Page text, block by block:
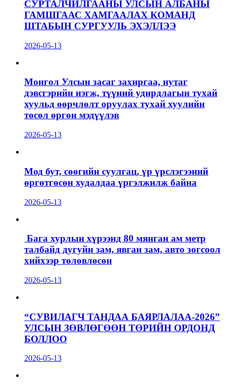
СУРТАЛЧИЛГААНЫ УЛСЫН АЛБАНЫ
ГАМШГААС ХАМГААЛАХ КОМАНД
ШТАБЫН СУРГУУЛЬ ЭХЭЛЛЭЭ
2026-05-13
Монгол Улсын засаг захиргаа, нутаг
дэвсгэрийн нэгж, түүний удирдлагын тухай
хуульд өөрчлөлт оруулах тухай хуулийн
төсөл өргөн мэдүүлэв
2026-05-13
Мод бут, сөөгийн суулгац, үр үрслэгээний
өргөтгөсөн худалдаа үргэлжилж байна
2026-05-13
Бага хурлын хүрээнд 80 мянган ам метр
талбайд дугуйн зам, явган зам, авто зогсоол
хийхээр төлөвлөсөн
2026-05-13
“СУВИЛАГЧ ТАНДАА БАЯРЛАЛАА-2026”
УЛСЫН ЗӨВЛӨГӨӨН ТӨРИЙН ОРДОНД
БОЛЛОО
2026-05-13